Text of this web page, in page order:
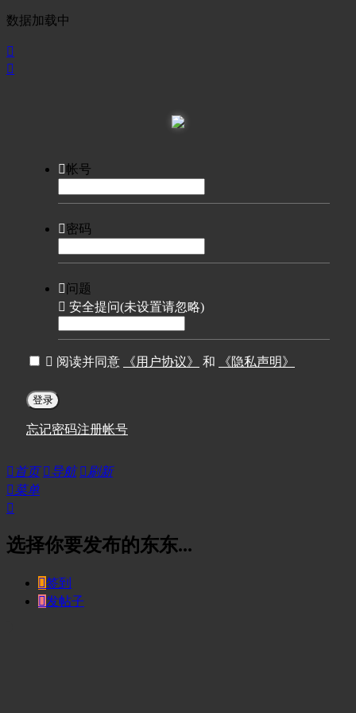
数据加载中


帐号
密码
问题
 安全提问(未设置请忽略)
 阅读并同意 《用户协议》 和 《隐私声明》
登录
忘记密码注册帐号
 首页 导航  刷新
菜单

选择你要发布的东东...
签到
发帖子